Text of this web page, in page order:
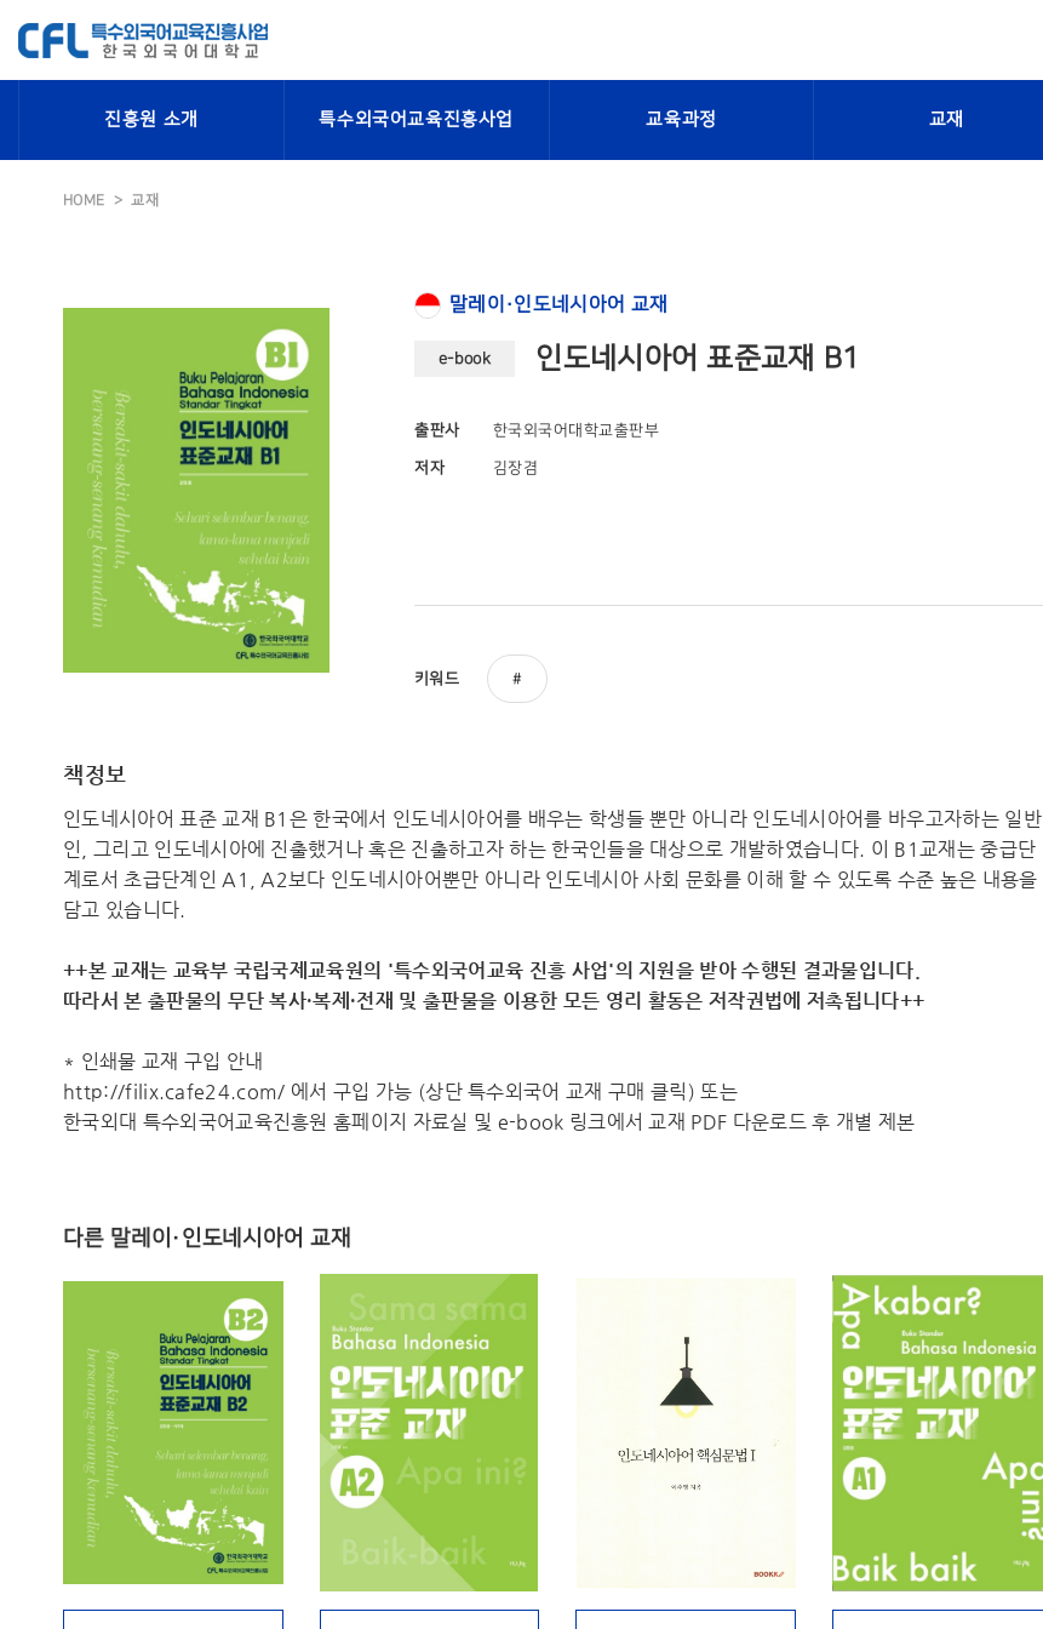
진흥원 소개 특수외국어교육진흥사업 교육과정 교재
HOME 교재
말레이·인도네시아어 교재
e-book 인도네시아어 표준교재 B1
출판사 한국외국어대학교출판부
저자 김장겸
키워드
책정보
인도네시아어 표준 교재 B1은 한국에서 인도네시아어를 배우는 학생들 뿐만 아니라 인도네시아어를 바우고자하는 일반
인, 그리고 인도네시아에 진출했거나 혹은 진출하고자 하는 한국인들을 대상으로 개발하였습니다. 이 B1교재는 중급단
계로서 초급단계인 A1, A2보다 인도네시아어뿐만 아니라 인도네시아 사회 문화를 이해 할 수 있도록 수준 높은 내용을
담고 있습니다.
++본 교재는 교육부 국립국제교육원의 '특수외국어교육 진흥 사업'의 지원을 받아 수행된 결과물입니다.
따라서 ​본 출판물의 무단 복사·복제·전재 및 출판물을 이용한 모든 영리 활동은 저작권법에 저촉됩니다++
* 인쇄물 교재 구입 안내
http://filix.cafe24.com/ 에서 구입 가능 (상단 특수외국어 교재 구매 클릭) 또는
한국외대 특수외국어교육진흥원 홈페이지 자료실 및 e-book 링크에서 교재 PDF 다운로드 후 개별 제본
다른 말레이·인도네시아어 교재